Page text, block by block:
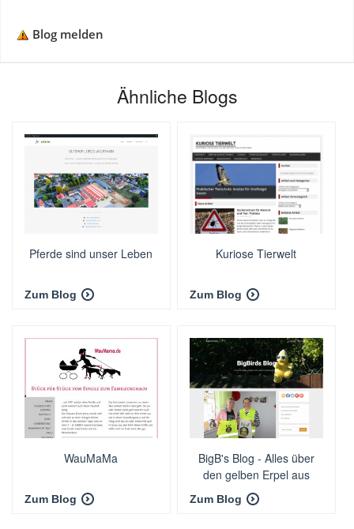
Blog melden
Ähnliche Blogs
Pferde sind unser Leben
Zum Blog
Kuriose Tierwelt
Zum Blog
WauMaMa
Zum Blog
BigB's Blog - Alles über
den gelben Erpel aus
Beckum
Zum Blog